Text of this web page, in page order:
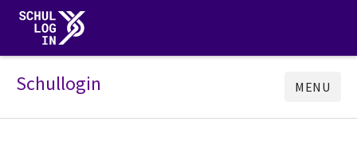
Schullogin MENU